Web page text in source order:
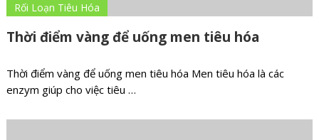
Thời điểm vàng để uống men tiêu hóa
Rối Loạn Tiêu Hóa
Thời điểm vàng để uống men tiêu hóa Men tiêu hóa là các
enzym giúp cho việc tiêu …